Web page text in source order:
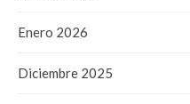
Enero 2026
Diciembre 2025